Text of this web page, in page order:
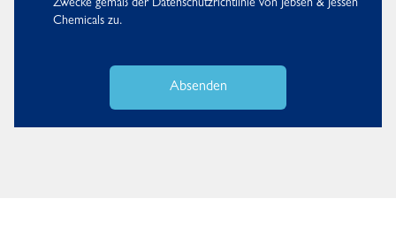
Zwecke gemäß der Datenschutzrichtlinie von Jebsen & Jessen
Chemicals zu.
Absenden